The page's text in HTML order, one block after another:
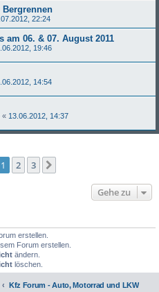
Bergrennen
22:24
am 06. & 07. August 2011
19:46
14:54
« 13.06.2012, 14:37
1 2 3
Gehe zu
erstellen.
Forum erstellen.
ändern.
löschen.
Kfz Forum - Auto, Motorrad und LKW